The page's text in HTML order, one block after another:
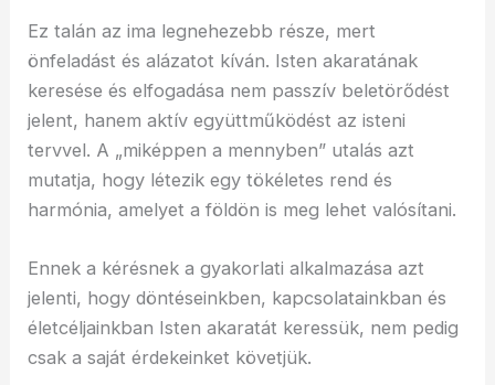
Ez talán az ima legnehezebb része, mert
önfeladást és alázatot kíván. Isten akaratának
keresése és elfogadása nem passzív beletörődést
jelent, hanem aktív együttműködést az isteni
tervvel. A „miképpen a mennyben” utalás azt
mutatja, hogy létezik egy tökéletes rend és
harmónia, amelyet a földön is meg lehet valósítani.
Ennek a kérésnek a gyakorlati alkalmazása azt
jelenti, hogy döntéseinkben, kapcsolatainkban és
életcéljainkban Isten akaratát keressük, nem pedig
csak a saját érdekeinket követjük.